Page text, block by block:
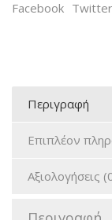
Facebook Twitter
Περιγραφή
Επιπλέον
Αξιολογήσεις